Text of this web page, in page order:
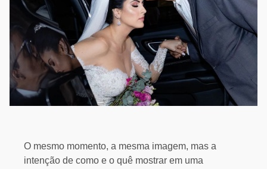
O mesmo momento, a mesma imagem, mas a
intenção de como e o quê mostrar em uma